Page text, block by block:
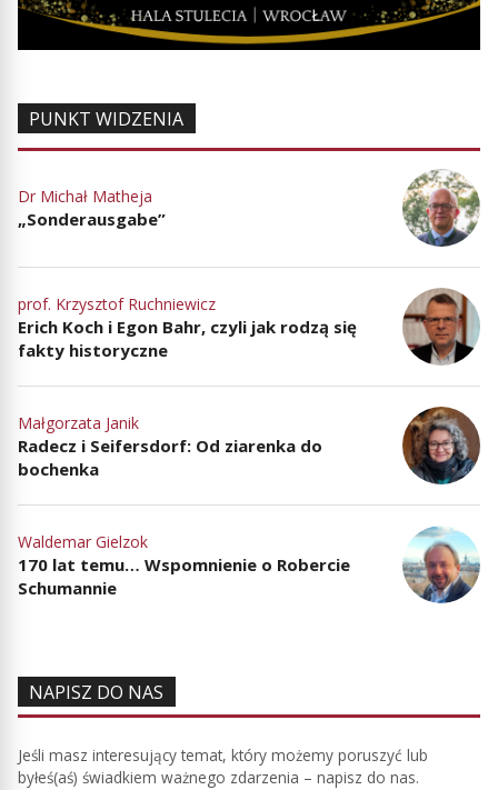
PUNKT WIDZENIA
Dr Michał Matheja
„Sonderausgabe”
prof. Krzysztof Ruchniewicz
Erich Koch i Egon Bahr, czyli jak rodzą się
fakty historyczne
Małgorzata Janik
Radecz i Seifersdorf: Od ziarenka do
bochenka
Waldemar Gielzok
170 lat temu… Wspomnienie o Robercie
Schumannie
NAPISZ DO NAS
Jeśli masz interesujący temat, który możemy poruszyć lub
byłeś(aś) świadkiem ważnego zdarzenia – napisz do nas.